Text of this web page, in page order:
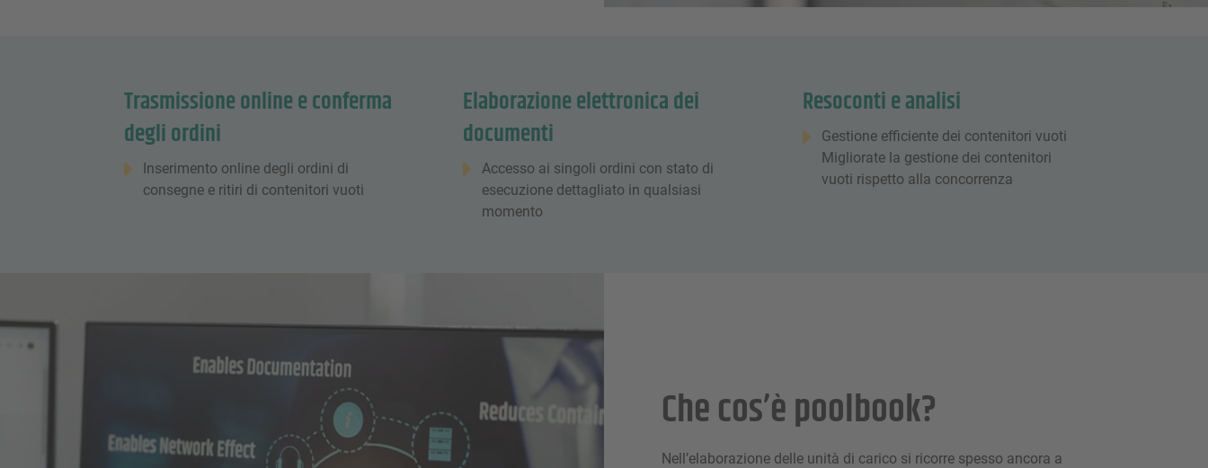
Trasmissione online e conferma
degli ordini
Inserimento online degli ordini di
consegne e ritiri di contenitori vuoti
Elaborazione elettronica dei
documenti
Accesso ai singoli ordini con stato di
esecuzione dettagliato in qualsiasi
momento
Resoconti e analisi
Gestione efficiente dei contenitori vuoti
Migliorate la gestione dei contenitori
vuoti rispetto alla concorrenza
Che cos’è poolbook?
Nell’elaborazione delle unità di carico si ricorre spesso ancora a